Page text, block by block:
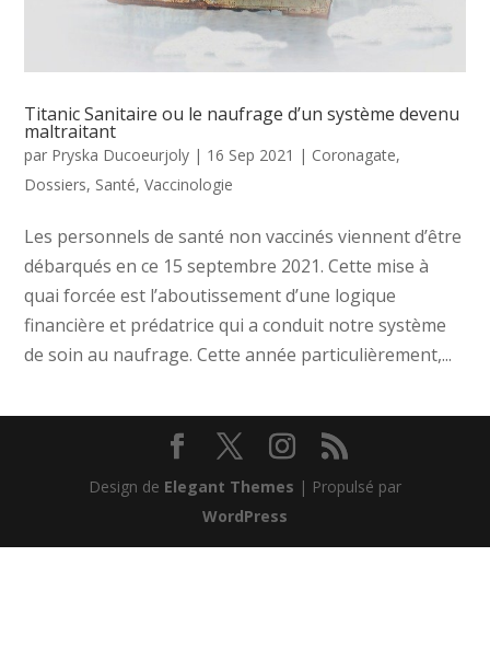
Titanic Sanitaire ou le naufrage d’un système devenu
maltraitant
par Pryska Ducoeurjoly | 16 Sep 2021 | Coronagate,
Dossiers, Santé,Vaccinologie
Les personnels de santé non vaccinés viennent d’être
débarqués en ce 15 septembre 2021. Cette mise à
quai forcée est l’aboutissement d’une logique
financière et prédatrice qui a conduit notre système
de soin au naufrage. Cette année particulièrement,...
Design de Elegant Themes | Propulsé par
WordPress